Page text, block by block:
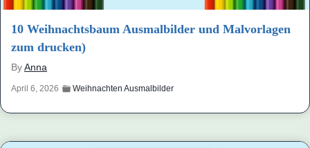
10 Weihnachtsbaum Ausmalbilder und Malvorlagen
zum drucken)
ByAnna
April 6, 2026 Weihnachten Ausmalbilder